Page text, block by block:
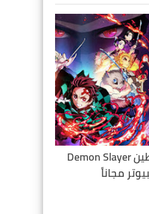
تحميل لعبة قاتل الشياطين Demon Slayer